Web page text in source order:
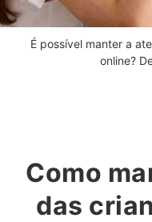
É possível manter a
online?
Como
das